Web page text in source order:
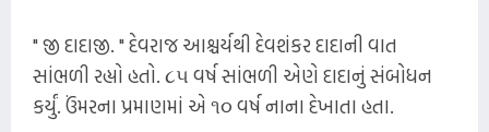
" જી દાદાજી. " દેવરાજ આશ્ચર્યથી દેવશંકર દાદાની વાત
સાંભળી રહ્યો હતો. ૮૫ વર્ષ સાંભળી એણે દાદાનું સંબોધન
કર્યું. ઉંમરના પ્રમાણમાં એ ૧૦ વર્ષ નાના દેખાતા હતા.